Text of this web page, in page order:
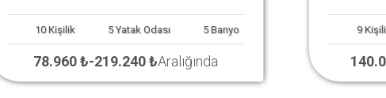
10 Kişilik 5 Yatak Odası 5 Banyo
78.960 ₺-219.240 ₺Aralığında
9